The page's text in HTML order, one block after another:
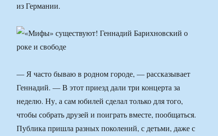
из Германии.
— Я часто бываю в родном городе, — рассказывает
Геннадий. — В этот приезд дали три концерта за
неделю. Ну, а сам юбилей сделал только для того,
чтобы собрать друзей и поиграть вместе, пообщаться.
Публика пришла разных поколений, с детьми, даже с